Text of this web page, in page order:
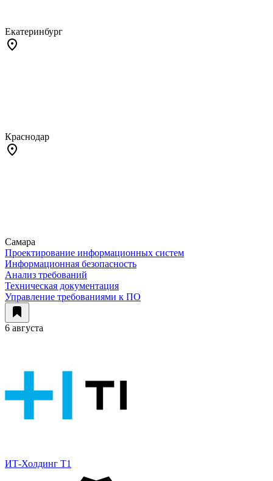
Екатеринбург
Краснодар
Самара
Проектирование информационных систем
Информационная безопасность
Анализ требований
Техническая документация
Управление требованиями к ПО
6 августа
ИТ-Холдинг Т1